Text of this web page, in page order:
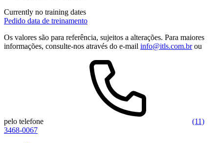
Currently no training dates
Pedido data de treinamento
Os valores são para referência, sujeitos a alterações. Para maiores
informações, consulte-nos através do e-mail info@itls.com.brou
pelo telefone
(11)
3468-0067